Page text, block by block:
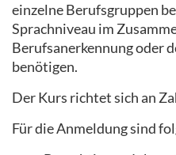
einzelne Berufsgruppen
Sprachniveau im
Berufsanerkennung oder
benötigen.
Der Kurs richtet sich an
Für die Anmeldung sind